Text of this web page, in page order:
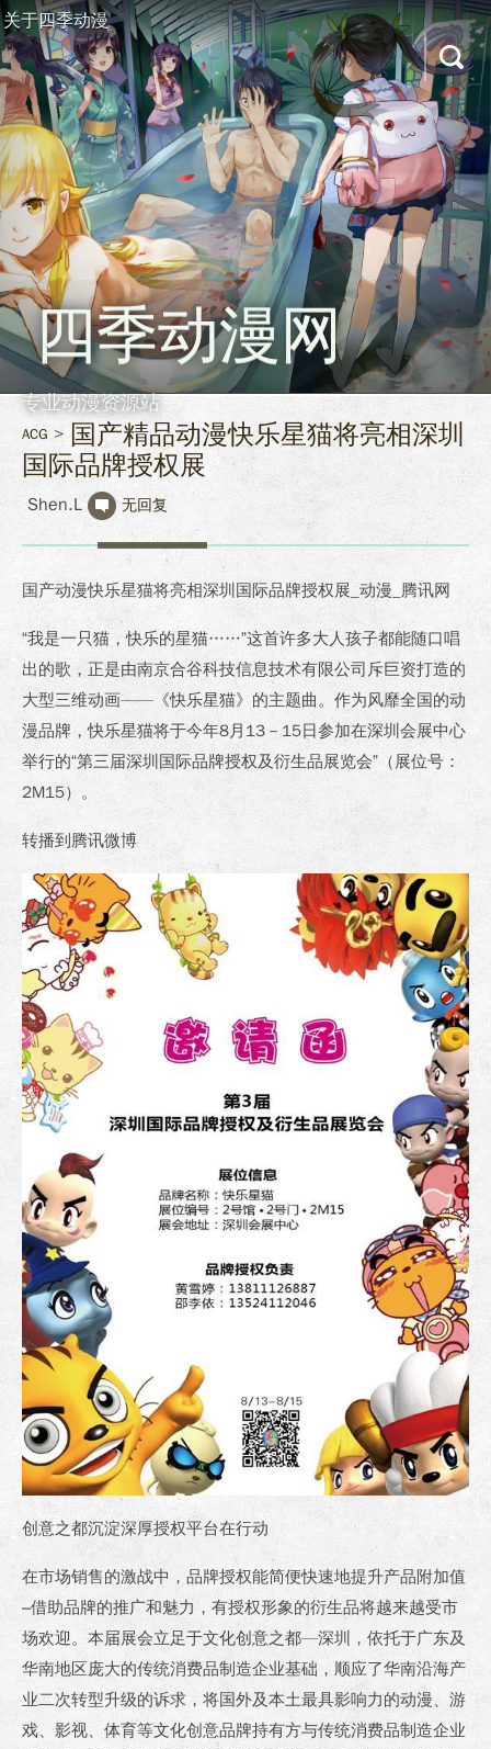
关于四季动漫
四季动漫网
专业动漫资源站
ACG
国产精品动漫快乐星猫将亮相深圳
国际品牌授权展
Shen.L 无回复
国产动漫快乐星猫将亮相深圳国际品牌授权展_动漫_腾讯网
“我是一只猫，快乐的星猫……”这首许多大人孩子都能随口唱
出的歌，正是由南京合谷科技信息技术有限公司斥巨资打造的
大型三维动画——《快乐星猫》的主题曲。作为风靡全国的动
漫品牌，快乐星猫将于今年8月13－15日参加在深圳会展中心
举行的“第三届深圳国际品牌授权及衍生品展览会”（展位号：
2M15）。
转播到腾讯微博
创意之都沉淀深厚授权平台在行动
在市场销售的激战中，品牌授权能简便快速地提升产品附加值
–借助品牌的推广和魅力，有授权形象的衍生品将越来越受市
场欢迎。本届展会立足于文化创意之都—深圳，依托于广东及
华南地区庞大的传统消费品制造企业基础，顺应了华南沿海产
业二次转型升级的诉求，将国外及本土最具影响力的动漫、游
戏、影视、体育等文化创意品牌持有方与传统消费品制造企业